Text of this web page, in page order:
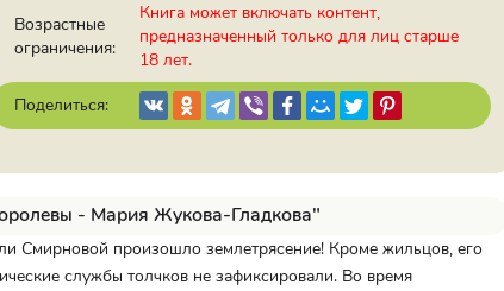
Возрастные
ограничения:
Книга может включать контент,
предназначенный только для лиц старше
18 лет.
Поделиться:
- Мария Жукова-Гладкова"
Смирновой произошло землетрясение! Кроме жильцов, его
службы толчков не зафиксировали. Во время